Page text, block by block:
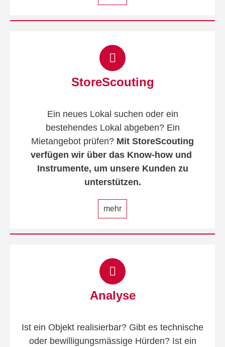
StoreScouting
Ein neues Lokal suchen oder ein
bestehendes Lokal abgeben? Ein
Mietangebot prüfen? Mit StoreScouting
verfügen wir über das Know-how und
Instrumente, um unsere Kunden zu
unterstützen.
mehr
Analyse
Ist ein Objekt realisierbar? Gibt es technische
oder bewilligungsmässige Hürden? Ist ein